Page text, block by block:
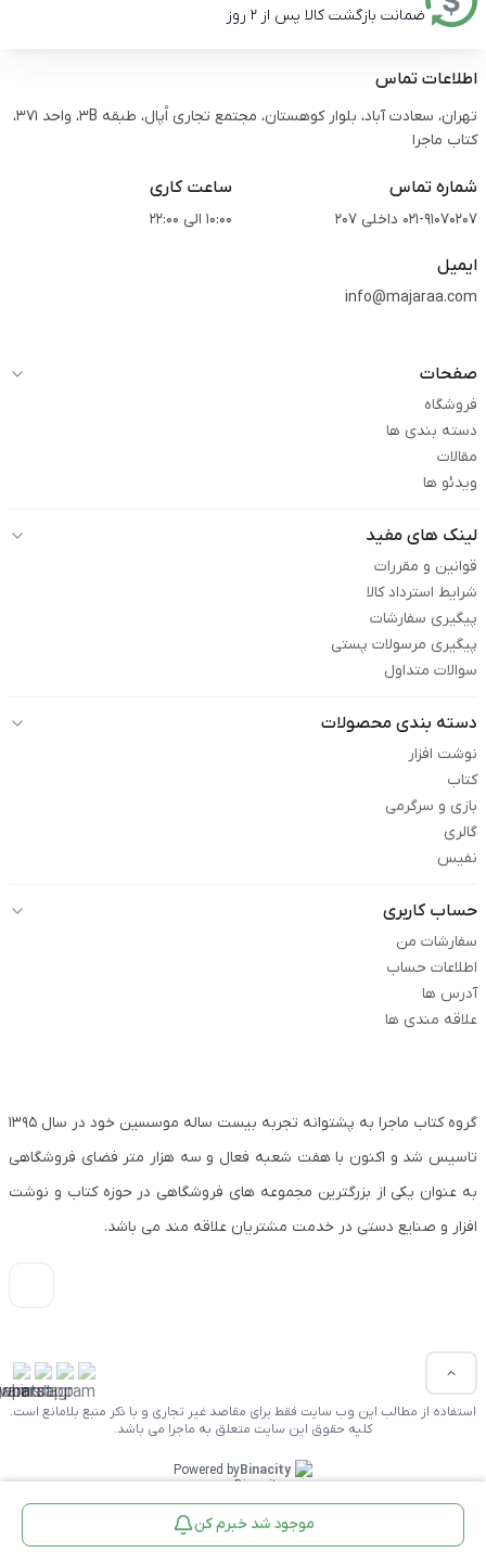
موجود شد خبرم کن
ضمانت بازگشت کالا پس از 2 روز
اطلاعات تماس
تهران، سعادت آباد، بلوار کوهستان، مجتمع تجاری اُپال، طبقه 3B، واحد 371،
کتاب ماجرا
شماره تماس
021-91070207 داخلی 207
ساعت کاری
10:00 الی 22:00
ایمیل
info@majaraa.com
صفحات
فروشگاه
دسته بندی ها
مقالات
ویدئو ها
لینک های مفید
قوانین و مقررات
شرایط استرداد کالا
پیگیری سفارشات
پیگیری مرسولات پستی
سوالات متداول
دسته بندی محصولات
نوشت افزار
کتاب
بازی و سرگرمی
گالری
نفیس
حساب کاربری
سفارشات من
اطلاعات حساب
آدرس ها
علاقه مندی ها
گروه کتاب ماجرا به پشتوانه تجربه بیست ساله موسسین خود در سال ۱۳۹۵
تاسیس شد و اکنون با هفت شعبه فعال و سه هزار متر فضای فروشگاهی
به عنوان یکی از بزرگترین مجموعه های فروشگاهی در حوزه کتاب و نوشت
افزار و صنایع دستی در خدمت مشتریان علاقه مند می باشد.
استفاده از مطالب این وب سایت فقط برای مقاصد غیر تجاری و با ذکر منبع بلامانع است.
کلیه حقوق این سایت متعلق به ماجرا می باشد.
Powered byBinacity